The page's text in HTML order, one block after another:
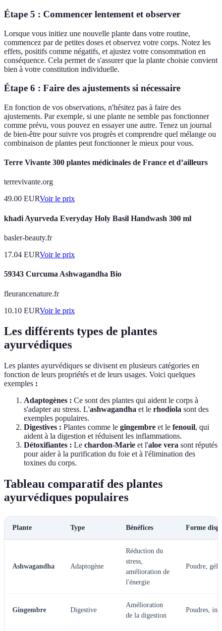
Étape 5 : Commencer lentement et observer
Lorsque vous initiez une nouvelle plante dans votre routine,
commencez par de petites doses et observez votre corps. Notez les
effets, positifs comme négatifs, et ajustez votre consommation en
conséquence. Cela permet de s'assurer que la plante choisie convient
bien à votre constitution individuelle.
Étape 6 : Faire des ajustements si nécessaire
En fonction de vos observations, n'hésitez pas à faire des
ajustements. Par exemple, si une plante ne semble pas fonctionner
comme prévu, vous pouvez en essayer une autre. Tenez un journal
de bien-être pour suivre vos progrès et comprendre quel mélange ou
combinaison de plantes peut fonctionner le mieux pour vous.
Terre Vivante 300 plantes médicinales de France et d’ailleurs
terrevivante.org
49.00 EURVoir le prix
khadi Ayurveda Everyday Holy Basil Handwash 300 ml
basler-beauty.fr
17.04 EURVoir le prix
59343 Curcuma Ashwagandha Bio
fleurancenature.fr
10.10 EURVoir le prix
Les différents types de plantes
ayurvédiques
Les plantes ayurvédiques se divisent en plusieurs catégories en
fonction de leurs propriétés et de leurs usages. Voici quelques
exemples :
Adaptogènes : Ce sont des plantes qui aident le corps à
s'adapter au stress. L'ashwagandha et le rhodiola sont des
exemples populaires.
Digestives : Plantes comme le gingembre et le fenouil, qui
aident à la digestion et réduisent les inflammations.
Détoxifiantes : Le chardon-Marie et l'aloe vera sont réputés
pour aider à la purification du foie et à l'élimination des
toxines du corps.
Tableau comparatif des plantes
ayurvédiques populaires
Plante Type Bénéfices Forme
Ashwagandha Adaptogène
Réduction du
stress,
amélioration de
l'énergie
Poudre,
Gingembre Digestive
Amélioration
de la digestion
Poudres,